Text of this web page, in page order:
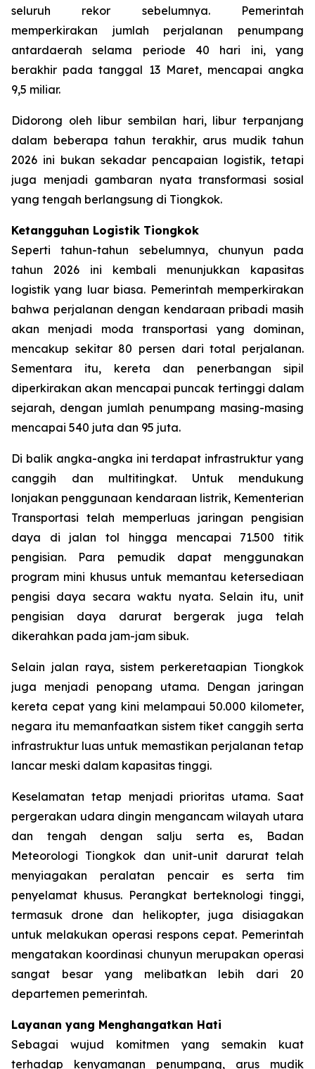
seluruh rekor sebelumnya. Pemerintah
memperkirakan jumlah perjalanan penumpang
antardaerah selama periode 40 hari ini, yang
berakhir pada tanggal 13 Maret, mencapai angka
9,5 miliar.
Didorong oleh libur sembilan hari, libur terpanjang
dalam beberapa tahun terakhir, arus mudik tahun
2026 ini bukan sekadar pencapaian logistik, tetapi
juga menjadi gambaran nyata transformasi sosial
yang tengah berlangsung di Tiongkok.
Ketangguhan Logistik Tiongkok
Seperti tahun-tahun sebelumnya, chunyun pada
tahun 2026 ini kembali menunjukkan kapasitas
logistik yang luar biasa. Pemerintah memperkirakan
bahwa perjalanan dengan kendaraan pribadi masih
akan menjadi moda transportasi yang dominan,
mencakup sekitar 80 persen dari total perjalanan.
Sementara itu, kereta dan penerbangan sipil
diperkirakan akan mencapai puncak tertinggi dalam
sejarah, dengan jumlah penumpang masing-masing
mencapai 540 juta dan 95 juta.
Di balik angka-angka ini terdapat infrastruktur yang
canggih dan multitingkat. Untuk mendukung
lonjakan penggunaan kendaraan listrik, Kementerian
Transportasi telah memperluas jaringan pengisian
daya di jalan tol hingga mencapai 71.500 titik
pengisian. Para pemudik dapat menggunakan
program mini khusus untuk memantau ketersediaan
pengisi daya secara waktu nyata. Selain itu, unit
pengisian daya darurat bergerak juga telah
dikerahkan pada jam-jam sibuk.
Selain jalan raya, sistem perkeretaapian Tiongkok
juga menjadi penopang utama. Dengan jaringan
kereta cepat yang kini melampaui 50.000 kilometer,
negara itu memanfaatkan sistem tiket canggih serta
infrastruktur luas untuk memastikan perjalanan tetap
lancar meski dalam kapasitas tinggi.
Keselamatan tetap menjadi prioritas utama. Saat
pergerakan udara dingin mengancam wilayah utara
dan tengah dengan salju serta es, Badan
Meteorologi Tiongkok dan unit-unit darurat telah
menyiagakan peralatan pencair es serta tim
penyelamat khusus. Perangkat berteknologi tinggi,
termasuk drone dan helikopter, juga disiagakan
untuk melakukan operasi respons cepat. Pemerintah
mengatakan koordinasi chunyun merupakan operasi
sangat besar yang melibatkan lebih dari 20
departemen pemerintah.
Layanan yang Menghangatkan Hati
Sebagai wujud komitmen yang semakin kuat
terhadap kenyamanan penumpang, arus mudik